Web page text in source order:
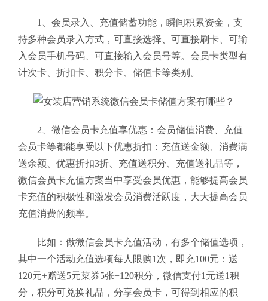
1、会员录入、充值储蓄功能，瞬间积累资金，支
持多种会员录入方式，可直接选择、可直接刷卡、可输
入会员手机号码、可直接输入会员号等。会员卡类型有
计次卡、折扣卡、积分卡、储值卡等类别。
2、 微信会员卡充值享优惠：会员储值消费、充值
会员卡等都能享受以下优惠折扣：充值送金额、消费满
送余额、优惠折扣3折、充值送积分、充值送礼品等，
微信会员卡充值方案当中享受会员优惠，能够提高会员
卡充值的积极性和激发会员消费活跃度，大大提高会员
充值消费的频率。
比如：做微信会员卡充值活动，有多个储值选项，
其中一个活动充值选项每人限购1次，即充100元：送
120元+赠送5元菜券5张+120积分，微信支付1元送1积
分，积分可兑换礼品， 分享会员卡，可得到相应的积